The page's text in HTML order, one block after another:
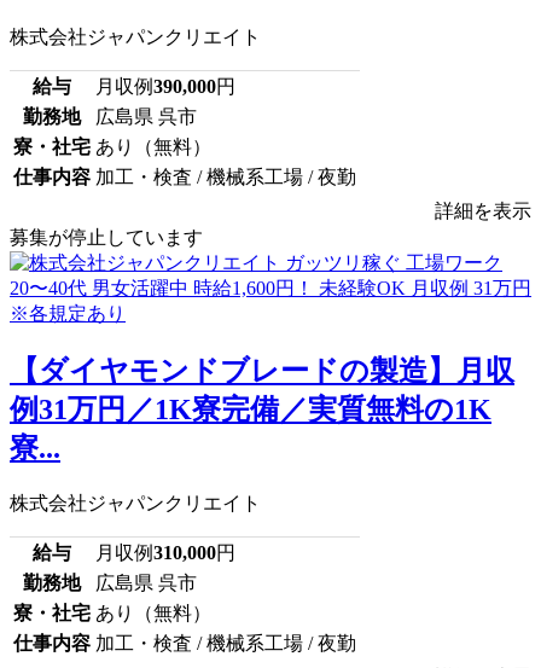
株式会社ジャパンクリエイト
給与 月収例390,000円
勤務地
広島県 呉市
寮・社宅 あり（無料）
仕事内容 加工・検査 / 機械系工場 / 夜勤
詳細を表示
募集が停止しています
【ダイヤモンドブレードの製造】月収
例31万円／1K寮完備／実質無料の1K
寮...
株式会社ジャパンクリエイト
給与 月収例310,000円
勤務地
広島県 呉市
寮・社宅 あり（無料）
仕事内容 加工・検査 / 機械系工場 / 夜勤